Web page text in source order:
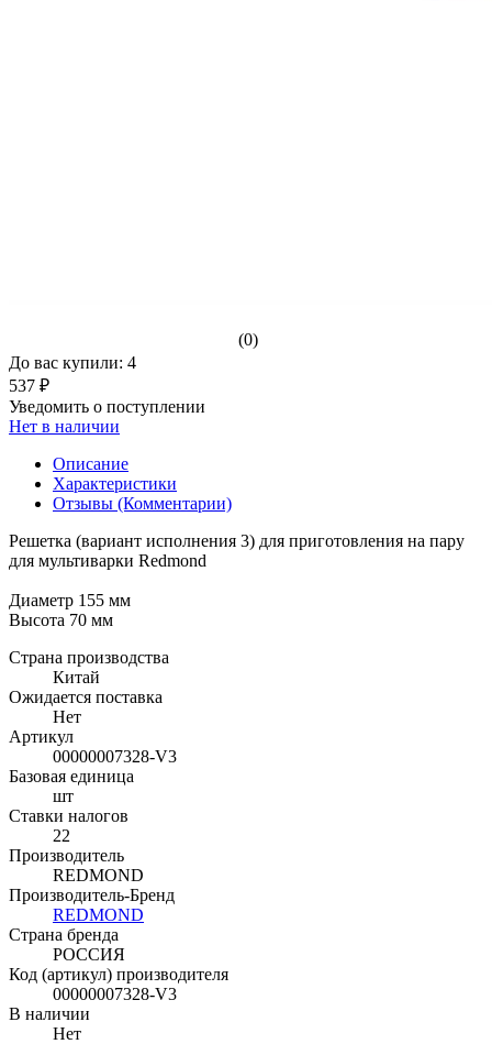
(0)
До вас купили: 4
537 ₽
Уведомить о поступлении
Нет в наличии
Описание
Характеристики
Отзывы (Комментарии)
Решетка (вариант исполнения 3) для приготовления на пару
для мультиварки Redmond
Диаметр 155 мм
Высота 70 мм
Страна производства
Китай
Ожидается поставка
Нет
Артикул
00000007328-V3
Базовая единица
шт
Ставки налогов
22
Производитель
REDMOND
Производитель-Бренд
REDMOND
Страна бренда
РОССИЯ
Код (артикул) производителя
00000007328-V3
В наличии
Нет